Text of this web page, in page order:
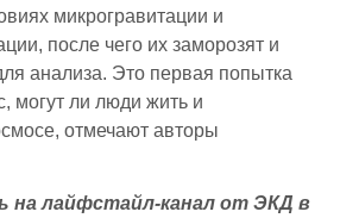
микрогравитации и
после чего их заморозят и
анализа. Это первая попытка
могут ли люди жить и
отмечают авторы
на лайфстайл-канал от ЭКД в